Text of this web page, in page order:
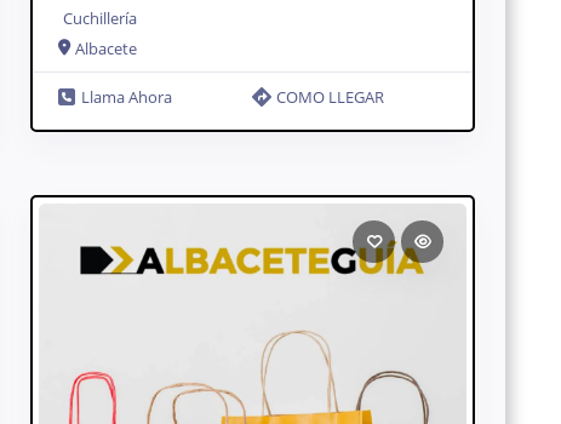
Cuchillería
Albacete
Llama Ahora COMO LLEGAR